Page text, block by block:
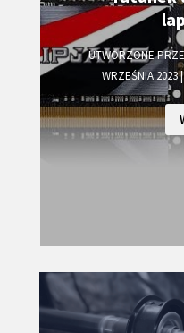
UTWORZONE
WRZEŚNIA 2023|